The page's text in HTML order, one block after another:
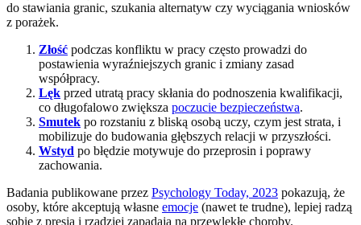
do stawiania granic, szukania alternatyw czy wyciągania wniosków
z porażek.
Złość podczas konfliktu w pracy często prowadzi do
postawienia wyraźniejszych granic i zmiany zasad
współpracy.
Lęk przed utratą pracy skłania do podnoszenia kwalifikacji,
co długofalowo zwiększa poczucie bezpieczeństwa.
Smutek po rozstaniu z bliską osobą uczy, czym jest strata, i
mobilizuje do budowania głębszych relacji w przyszłości.
Wstyd po błędzie motywuje do przeprosin i poprawy
zachowania.
Badania publikowane przez Psychology Today, 2023 pokazują, że
osoby, które akceptują własne emocje (nawet te trudne), lepiej radzą
sobie z presją i rzadziej zapadają na przewlekłe choroby.